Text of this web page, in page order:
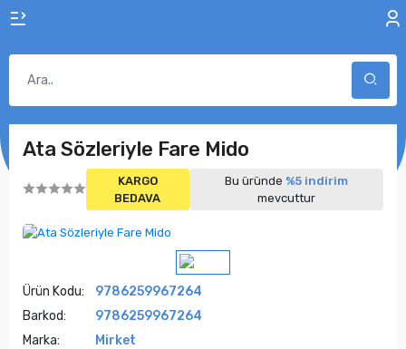
Ata Sözleriyle Fare Mido
KARGO
BEDAVA
Bu üründe %5 indirim
mevcuttur
Ürün Kodu:
9786259967264
Barkod:
9786259967264
Marka:
Mirket